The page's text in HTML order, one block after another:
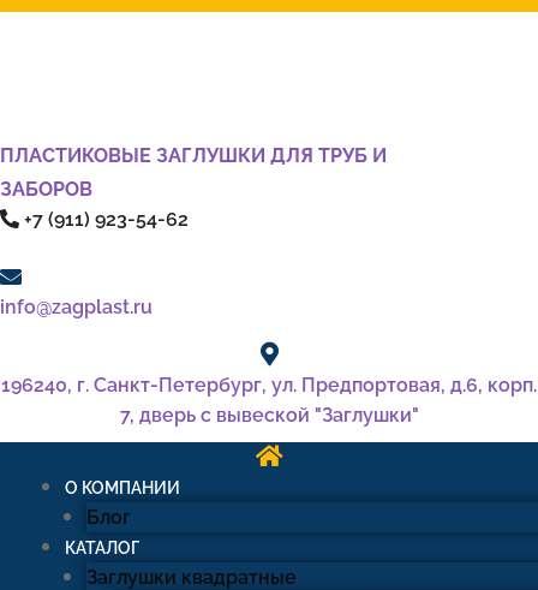
ПЛАСТИКОВЫЕ ЗАГЛУШКИ ДЛЯ ТРУБ И
ЗАБОРОВ
+7 (911) 923-54-62
info@zagplast.ru
196240, г. Санкт-Петербург, ул. Предпортовая, д.6, корп.
7, дверь с вывеской "Заглушки"
О КОМПАНИИ
Блог
КАТАЛОГ
Заглушки квадратные